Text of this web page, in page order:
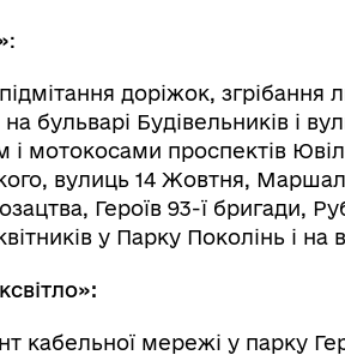
:
доріжок, згрібання
на бульварі Будівельників і
і мотокосами проспектів
вулиць 14 Жовтня,
Героїв 93-ї бригади,
у Парку Поколінь і на
кабельної мережі у парку